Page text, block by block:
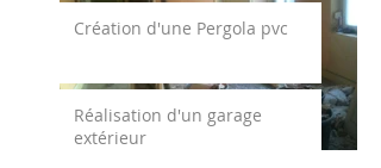
Création d'une Pergola pvc
Réalisation d'un garage
extérieur